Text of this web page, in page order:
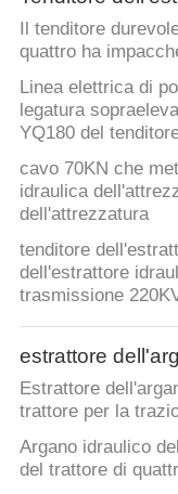
Il tenditore
quattro ha
Linea elettrica di
legatura
YQ180 del
cavo 70KN che
idraulica
dell'attrezzatura
tenditore
dell'estrattore
trasmissione
estrattore
Estrattore
trattore per la
Argano idraulico
del trattore di